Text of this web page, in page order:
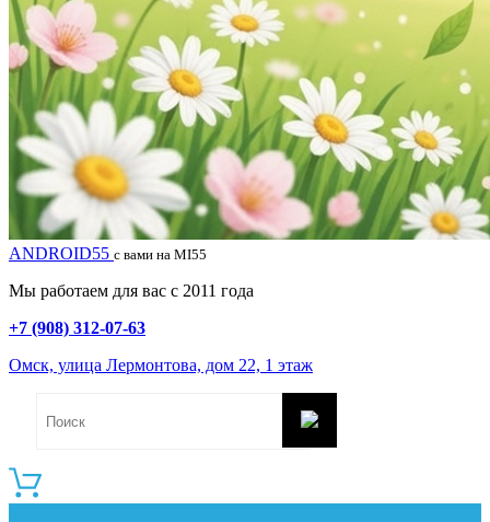
ANDROID55 с вами на MI55
Мы работаем для вас с 2011 года
+7 (908) 312-07-63
Омск, улица Лермонтова, дом 22, 1 этаж